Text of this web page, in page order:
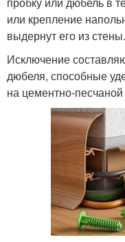
или крепление
выдернут его из стены.
Исключение
дюбеля, способные
на цементно-песчаной